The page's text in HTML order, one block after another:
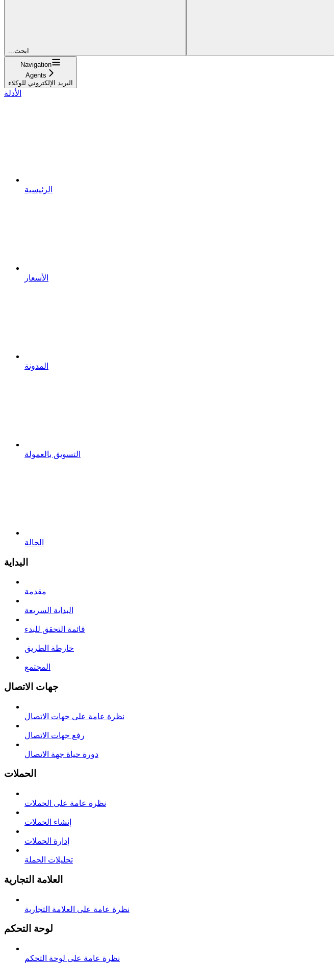
...ابحث
Navigation
Agents
البريد الإلكتروني للوكلاء
الأدلة
الرئيسية
الأسعار
المدونة
التسويق بالعمولة
الحالة
البداية
مقدمة
البداية السريعة
قائمة التحقق للبدء
خارطة الطريق
المجتمع
جهات الاتصال
نظرة عامة على جهات الاتصال
رفع جهات الاتصال
دورة حياة جهة الاتصال
الحملات
نظرة عامة على الحملات
إنشاء الحملات
إدارة الحملات
تحليلات الحملة
العلامة التجارية
نظرة عامة على العلامة التجارية
لوحة التحكم
نظرة عامة على لوحة التحكم